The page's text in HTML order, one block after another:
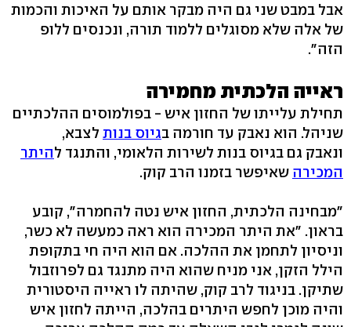
אבל במבט שני גם היה מבקר אותם על האיכות והכמות
של אלה שלא מסוגלים ללמוד תורה, ונכנסים ללופ
הזה".
ראייה הלכתית מחמירה
תחילת עלייתו של החזון איש - בפולמוסים ההלכתיים
שניהל. הוא נאבק עד חורמה בגיוס בנות לצבא,
ונאבק גם בגיוס בנות לשירות הלאומי, והתנגד להיתר
המכירה שאיפשר בזמנו הרב קוק.
"מבחינה הלכתית, החזון איש נטה להחמרה", קובע
בראון. "את היתר המכירה הוא ראה כמעשה לא כשר,
וניסיון לתחמן את ההלכה. אם הוא היה חי בתקופת
הילל הזקן, אני מניח שהוא היה מתנגד גם לפרוזבול
שתיקן. בניגוד לרב קוק, שהיתה לו ראייה היסטורית
והיה מוכן לחפש היתרים בהלכה, הייתה לחזון איש